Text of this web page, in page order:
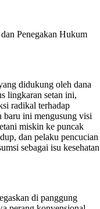
Penegakan Hukum
didukung oleh dana
lingkaran setan ini,
radikal terhadap
baru ini mengusung visi
miskin ke puncak
dan pelaku pencucian
sebagai isu kesehatan
di panggung